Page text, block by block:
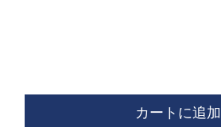
カートに追加